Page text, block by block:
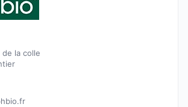
la colle